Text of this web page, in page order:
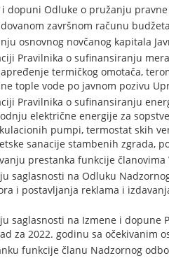
dopuni Odluke o pružanju
završnom računu
osnovnog novčanog kapitala
Pravilnika o sufinansiranju
termičkog omotača,
tople vode po javnom pozivu
Pravilnika o sufinansiranju
električne energije za
pumpi, termostat skih
sanacije stambenih zgrada,
prestanka funkcije članovima
saglasnosti na Odluku
i postavljanja reklama i
saglasnosti na Izmene i
za 2022. godinu sa očekivanim
funkcije članu Nadzornog